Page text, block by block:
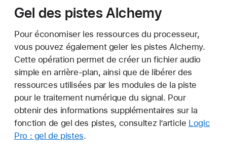
Gel des pistes Alchemy
Pour économiser les ressources du processeur,
vous pouvez également geler les pistes Alchemy.
Cette opération permet de créer un fichier audio
simple en arrière-plan, ainsi que de libérer des
ressources utilisées par les modules de la piste
pour le traitement numérique du signal. Pour
obtenir des informations supplémentaires sur la
fonction de gel des pistes, consultez l’article Logic
Pro : gel de pistes.